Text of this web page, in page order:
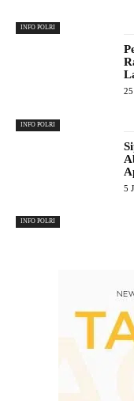
INFO POLRI
INFO POLRI
INFO POLRI
5